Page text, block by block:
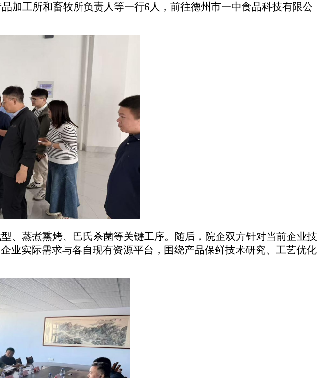
加工所和畜牧所负责人等一行6人，前往德州市一中食品科技有限公
、蒸煮熏烤、巴氏杀菌等关键工序。随后，院企双方针对当前企业技
业实际需求与各自现有资源平台，围绕产品保鲜技术研究、工艺优化